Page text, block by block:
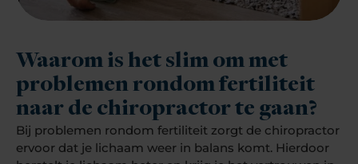
Waarom is het slim om met
problemen rondom fertiliteit
naar de chiropractor te gaan?
Bij problemen rondom fertiliteit zorgt de chiropractor
ervoor dat je lichaam weer in balans komt. Hierdoor